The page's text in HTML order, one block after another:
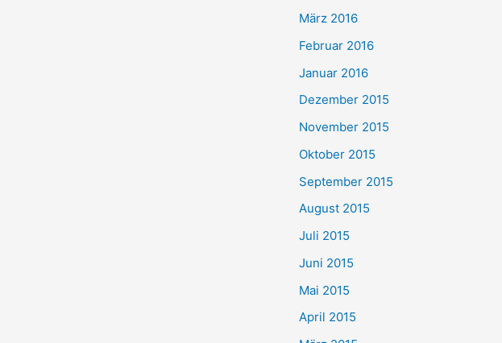
März 2016
Februar 2016
Januar 2016
Dezember 2015
November 2015
Oktober 2015
September 2015
August 2015
Juli 2015
Juni 2015
Mai 2015
April 2015